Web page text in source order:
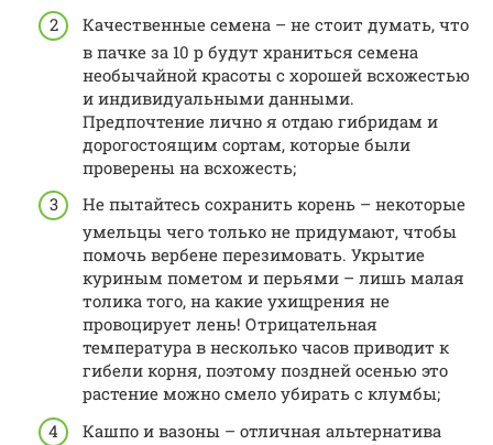
Качественные семена – не стоит думать, что
в пачке за 10 р будут храниться семена
необычайной красоты с хорошей всхожестью
и индивидуальными данными.
Предпочтение лично я отдаю гибридам и
дорогостоящим сортам, которые были
проверены на всхожесть;
Не пытайтесь сохранить корень – некоторые
умельцы чего только не придумают, чтобы
помочь вербене перезимовать. Укрытие
куриным пометом и перьями – лишь малая
толика того, на какие ухищрения не
провоцирует лень! Отрицательная
температура в несколько часов приводит к
гибели корня, поэтому поздней осенью это
растение можно смело убирать с клумбы;
Кашпо и вазоны – отличная альтернатива